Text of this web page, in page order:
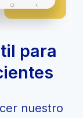
para
nuestro